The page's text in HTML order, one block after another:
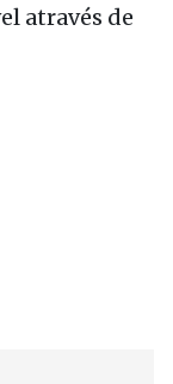
através de